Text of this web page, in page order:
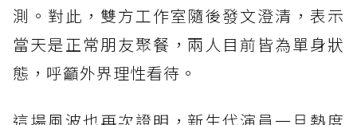
測。對此，雙方工作室隨後發文澄清，表示
當天是正常朋友聚餐，兩人目前皆為單身狀
態，呼籲外界理性看待。